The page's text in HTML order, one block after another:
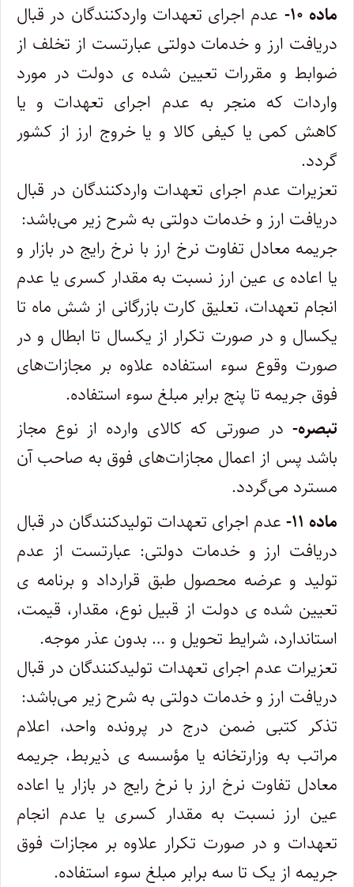
ماده ۱۰-
عدم اجرای تعهدات واردکنندگان در قبال
دریافت ارز و خدمات دولتی عبارتست از تخلف از
ضوابط و مقررات تعیین شده‌ ی دولت در‌ مورد
واردات که منجر به عدم اجرای تعهدات و یا
کاهش کمی یا کیفی کالا و یا خروج ارز از کشور
گردد.
تعزیرات عدم اجرای تعهدات واردکنندگان در قبال
دریافت ارز و خدمات دولتی به شرح زیر می‌باشد:
جریمه معادل تفاوت نرخ ارز با نرخ رایج در بازار و
یا اعاده ‌ی عین ارز نسبت به مقدار کسری یا عدم
انجام تعهدات، تعلیق کارت بازرگانی از شش ماه تا‌
یکسال و در صورت تکرار از یکسال تا ابطال و در
صورت وقوع سوء استفاده علاوه بر مجازات‌های
فوق جریمه تا پنج برابر مبلغ سوء استفاده.
تبصره- در صورتی که کالای وارده از نوع مجاز
باشد پس از اعمال مجازات‌های فوق به صاحب آن
مسترد می‌گردد.
ماده ۱۱-
عدم اجرای تعهدات تولیدکنندگان در قبال
دریافت ارز و خدمات دولتی: عبارتست از عدم
تولید و عرضه محصول طبق قرارداد و برنامه‌ ی
‌تعیین شده‌ ی دولت از قبیل نوع، مقدار، قیمت،
استاندارد، شرایط تحویل و … بدون عذر موجه.
تعزیرات عدم اجرای تعهدات تولیدکنندگان در قبال
دریافت ارز و خدمات دولتی به شرح زیر می‌باشد:
تذکر کتبی ضمن درج در پرونده واحد، اعلام
مراتب به وزارتخانه یا مؤسسه ‌ی ذیربط، جریمه
معادل تفاوت نرخ ارز با نرخ رایج در بازار یا اعاده
عین ارز ‌نسبت به مقدار کسری یا عدم انجام
تعهدات و در صورت تکرار علاوه بر مجازات فوق
جریمه از یک تا سه برابر مبلغ سوء استفاده.